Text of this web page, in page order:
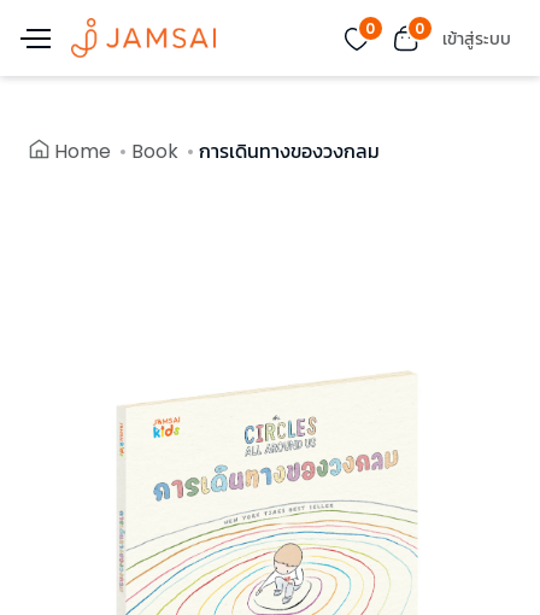
0 0 เข้าสู่ระบบ
Home Book การเดินทางของวงกลม